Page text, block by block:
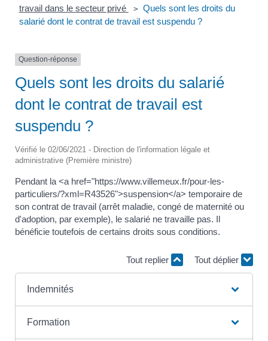
travail dans le secteur privé
> Quels sont les droits du
salarié dont le contrat de travail est suspendu ?
Question-réponse
Quels sont les droits du salarié
dont le contrat de travail est
suspendu ?
Vérifié le 02/06/2021 - Direction de l'information légale et
administrative (Première ministre)
Pendant la <a href="https://www.villemeux.fr/pour-les-
particuliers/?xml=R43526">suspension</a> temporaire de
son contrat de travail (arrêt maladie, congé de maternité ou
d'adoption, par exemple), le salarié ne travaille pas. Il
bénéficie toutefois de certains droits sous conditions.
Tout replier Tout déplier
Indemnités
Formation